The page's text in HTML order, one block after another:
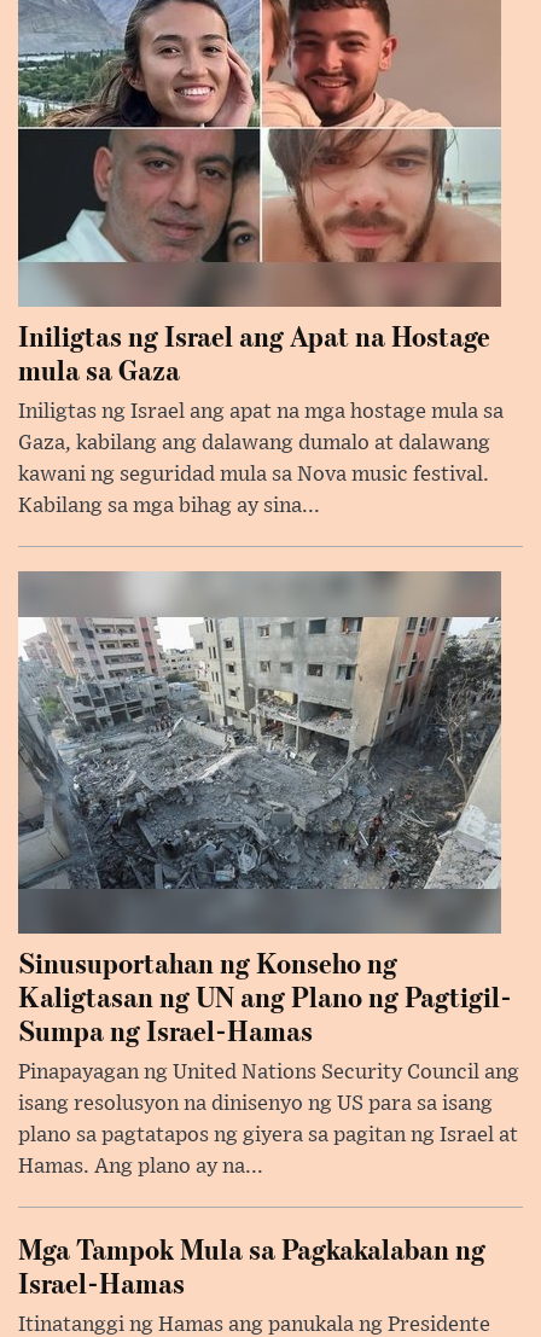
Iniligtas ng Israel ang Apat na Hostage
mula sa Gaza
Iniligtas ng Israel ang apat na mga hostage mula sa
Gaza, kabilang ang dalawang dumalo at dalawang
kawani ng seguridad mula sa Nova music festival.
Kabilang sa mga bihag ay sina...
Sinusuportahan ng Konseho ng
Kaligtasan ng UN ang Plano ng Pagtigil-
Sumpa ng Israel-Hamas
Pinapayagan ng United Nations Security Council ang
isang resolusyon na dinisenyo ng US para sa isang
plano sa pagtatapos ng giyera sa pagitan ng Israel at
Hamas. Ang plano ay na...
Mga Tampok Mula sa Pagkakalaban ng
Israel-Hamas
Itinatanggi ng Hamas ang panukala ng Presidente